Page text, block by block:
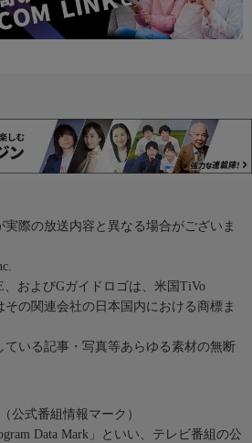
際の放送内容と異なる場合がございま
およびGガイドロゴは、米国TiVo
その関連会社の日本国内における商標ま
ている記事・写真等あらゆる素材の無断
公式番組情報マーク）
Data Mark」といい、テレビ番組の公